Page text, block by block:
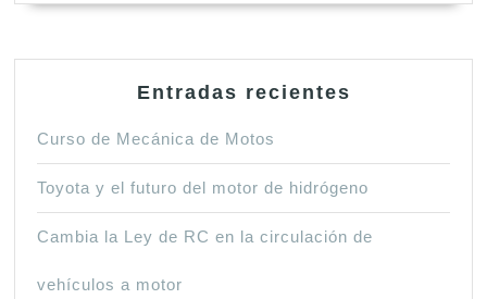
Entradas recientes
Curso de Mecánica de Motos
Toyota y el futuro del motor de hidrógeno
Cambia la Ley de RC en la circulación de
vehículos a motor